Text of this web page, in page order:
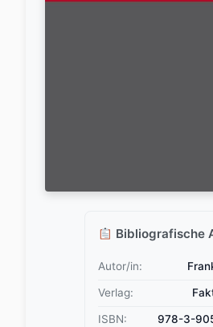
Bibliografische
Autor/in:
Verlag:
ISBN: 978-3-